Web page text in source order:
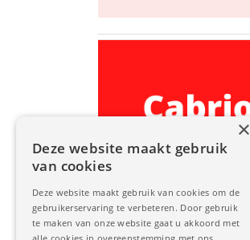
Deze website maakt gebruik
van cookies
Deze website maakt gebruik van cookies om de
gebruikerservaring te verbeteren. Door gebruik
te maken van onze website gaat u akkoord met
×